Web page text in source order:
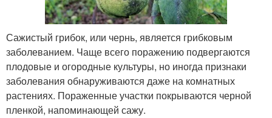
Сажистый грибок, или чернь, является грибковым
заболеванием. Чаще всего поражению подвергаются
плодовые и огородные культуры, но иногда признаки
заболевания обнаруживаются даже на комнатных
растениях. Пораженные участки покрываются черной
пленкой, напоминающей сажу.